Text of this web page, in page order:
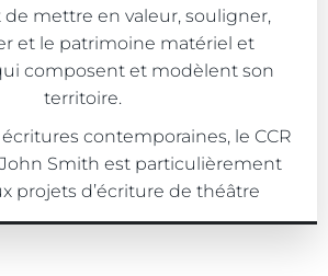
mettre en valeur, souligner,
et le patrimoine matériel et
composent et modèlent son
territoire.
contemporaines, le CCR
Smith est particulièrement
projets d’écriture de théâtre